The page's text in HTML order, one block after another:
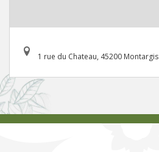
1 rue du Chateau, 45200 Montargis